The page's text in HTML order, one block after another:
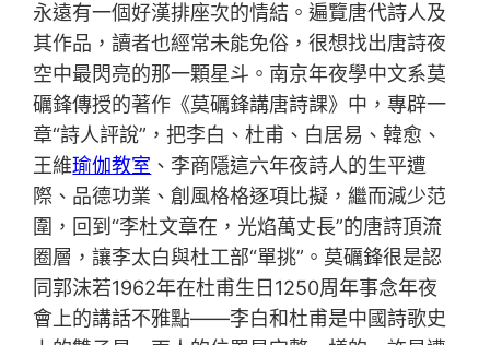
永遠有一個好漢排座次的情結。遍覽唐代詩人及
其作品，讀者也經常未能免俗，很想找出唐詩夜
空中最閃亮的那一顆星斗。南京年夜學中文系莫
礪鋒傳授的著作《莫礪鋒講唐詩課》中，專辟一
章“詩人評說”，把李白、杜甫、白居易、韓愈、
王維瑜伽教室 、李商隱這六年夜詩人的生平遭
際、品德功業、創風格格逐項比擬，繼而減少范
圍，回到“李杜文章在，光焰萬丈長”的唐詩頂流
圈層，讓李太白與杜工部“單挑”。莫礪鋒很是認
同郭沫若1962年在杜甫生日1250周年事念年夜
會上的講話不雅點——李白和杜甫是中國詩歌史